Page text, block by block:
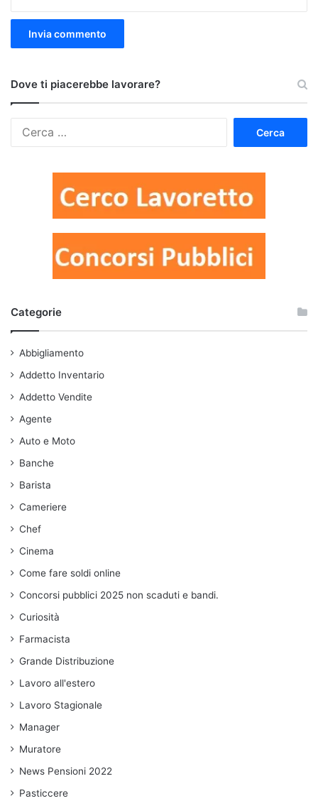
Dove ti piacerebbe lavorare?
Categorie
Abbigliamento
Addetto Inventario
Addetto Vendite
Agente
Auto e Moto
Banche
Barista
Cameriere
Chef
Cinema
Come fare soldi online
Concorsi pubblici 2025 non scaduti e bandi.
Curiosità
Farmacista
Grande Distribuzione
Lavoro all'estero
Lavoro Stagionale
Manager
Muratore
News Pensioni 2022
Pasticcere